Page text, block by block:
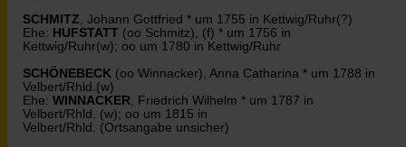
SCHMITZ, Johann Gottfried * um 1755 in Kettwig/Ruhr(?)
Ehe: HUFSTATT (oo Schmitz), (f) * um 1756 in
Kettwig/Ruhr(w); oo um 1780 in Kettwig/Ruhr
SCHÖNEBECK (oo Winnacker), Anna Catharina * um 1788 in
Velbert/Rhld.(w)
Ehe: WINNACKER, Friedrich Wilhelm * um 1787 in
Velbert/Rhld. (w); oo um 1815 in
Velbert/Rhld. (Ortsangabe unsicher)